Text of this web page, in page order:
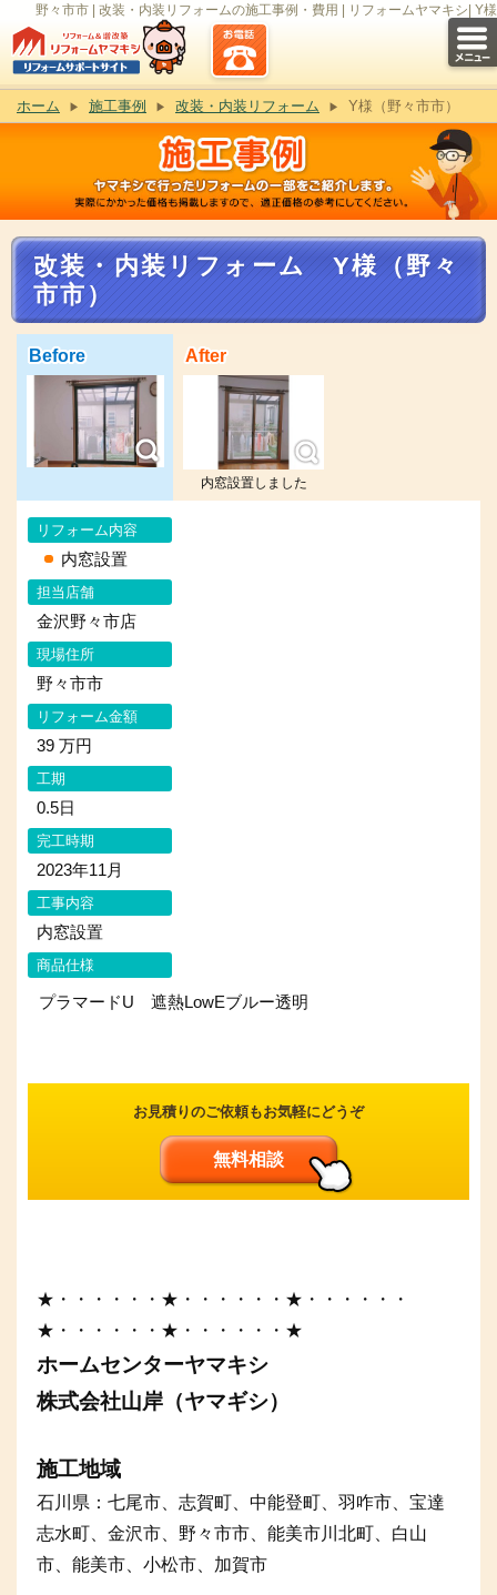
野々市市 | 改装・内装リフォームの施工事例・費用 | リフォームヤマキシ| Y様
ホーム 施工事例 改装・内装リフォーム Y様（野々市市）
改装・内装リフォーム Y様（野々
市市）
Before After
内窓設置しました
リフォーム内容
内窓設置
担当店舗
金沢野々市店
現場住所
野々市市
リフォーム金額
39 万円
工期
0.5日
完工時期
2023年11月
工事内容
内窓設置
商品仕様
プラマードU 遮熱LowEブルー透明
お見積りのご依頼もお気軽にどうぞ
無料相談
★・・・・・・★・・・・・・★・・・・・・
★・・・・・・★・・・・・・★
ホームセンターヤマキシ
株式会社山岸（ヤマギシ）
施工地域
石川県：七尾市、志賀町、中能登町、羽咋市、宝達
志水町、金沢市、野々市市、能美市川北町、白山
市、能美市、小松市、加賀市